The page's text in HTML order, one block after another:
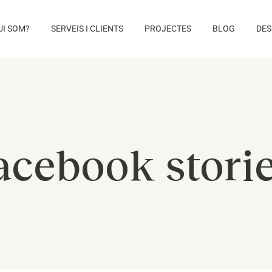
SOM? SERVEIS I CLIENTS PROJECTES BLOG